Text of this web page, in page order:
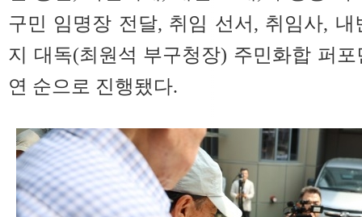
구민 임명장 전달, 취임 선서, 취임사,
지 대독(최원석 부구청장) 주민화합 퍼
연 순으로 진행됐다.